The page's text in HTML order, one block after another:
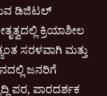
ಡಿಜಿಟಲ್
ಕ್ರಿಯಾಶೀಲ
ಸರಳವಾಗಿ ಮತ್ತು
ಜನರಿಗೆ
ಪರ, ಪಾರದರ್ಶಕ